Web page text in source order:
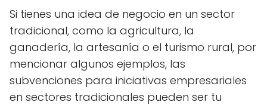
Si tienes una idea de negocio en un sector
tradicional, como la agricultura, la
ganadería, la artesanía o el turismo rural, por
mencionar algunos ejemplos, las
subvenciones para iniciativas empresariales
en sectores tradicionales pueden ser tu